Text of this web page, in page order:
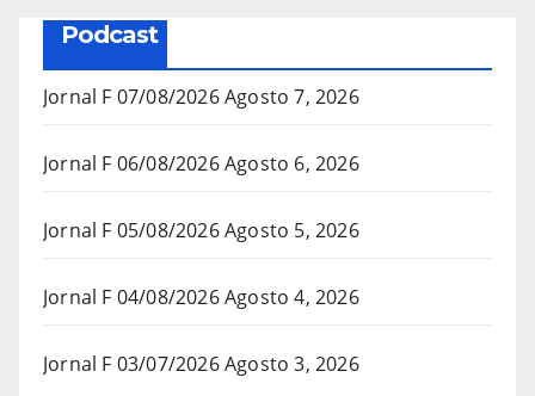
Podcast
Jornal F 07/08/2026Agosto 7, 2026
Jornal F 06/08/2026Agosto 6, 2026
Jornal F 05/08/2026Agosto 5, 2026
Jornal F 04/08/2026Agosto 4, 2026
Jornal F 03/07/2026Agosto 3, 2026